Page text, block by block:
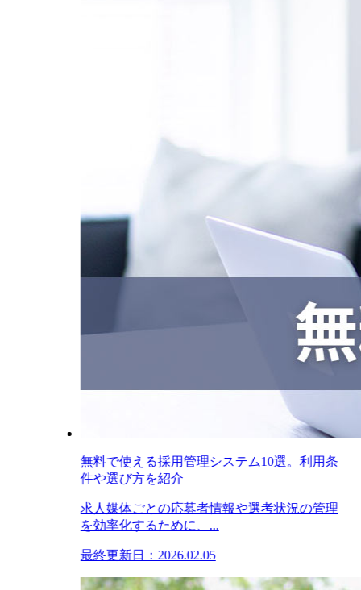
無料で使える採用管理システム10選。利用条
件や選び方を紹介
求人媒体ごとの応募者情報や選考状況の管理
を効率化するために、...
最終更新日：2026.02.05